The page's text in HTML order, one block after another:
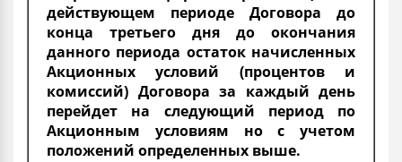
действующем периоде Договора до
конца третьего дня до окончания
данного периода остаток начисленных
Акционных условий (процентов и
комиссий) Договора за каждый день
перейдет на следующий период по
Акционным условиям но с учетом
положений определенных выше.